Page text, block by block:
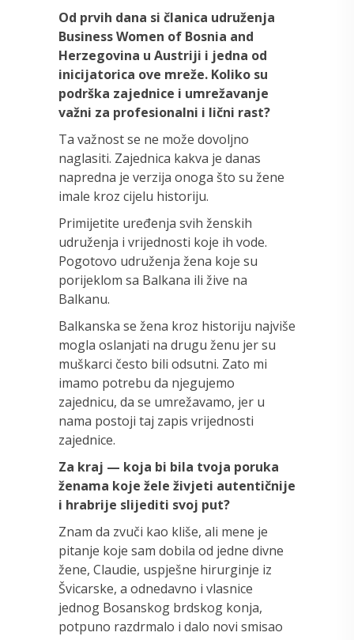
Od prvih dana si članica udruženja
Business Women of Bosnia and
Herzegovina u Austriji i jedna od
inicijatorica ove mreže. Koliko su
podrška zajednice i umrežavanje
važni za profesionalni i lični rast?
Ta važnost se ne može dovoljno
naglasiti. Zajednica kakva je danas
napredna je verzija onoga što su žene
imale kroz cijelu historiju.
Primijetite uređenja svih ženskih
udruženja i vrijednosti koje ih vode.
Pogotovo udruženja žena koje su
porijeklom sa Balkana ili žive na
Balkanu.
Balkanska se žena kroz historiju najviše
mogla oslanjati na drugu ženu jer su
muškarci često bili odsutni. Zato mi
imamo potrebu da njegujemo
zajednicu, da se umrežavamo, jer u
nama postoji taj zapis vrijednosti
zajednice.
Za kraj — koja bi bila tvoja poruka
ženama koje žele živjeti autentičnije
i hrabrije slijediti svoj put?
Znam da zvuči kao kliše, ali mene je
pitanje koje sam dobila od jedne divne
žene, Claudie, uspješne hirurginje iz
Švicarske, a odnedavno i vlasnice
jednog Bosanskog brdskog konja,
potpuno razdrmalo i dalo novi smisao